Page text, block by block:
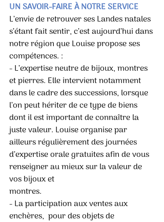
UN SAVOIR-FAIRE À NOTRE SERVICE
L’envie de retrouver ses Landes natales
s’étant fait sentir, c’est aujourd’hui dans
notre région que Louise propose ses
compétences. :
- L’expertise neutre de bijoux, montres
et pierres. Elle intervient notamment
dans le cadre des successions, lorsque
l’on peut hériter de ce type de biens
dont il est important de connaître la
juste valeur. Louise organise par
ailleurs régulièrement des journées
d’expertise orale gratuites afin de vous
renseigner au mieux sur la valeur de
vos bijoux et
montres.
- La participation aux ventes aux
enchères,  pour des objets de